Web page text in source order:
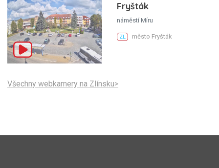
Fryšták
náměstí Míru
ZL město Fryšták
Všechny webkamery na Zlínsku>